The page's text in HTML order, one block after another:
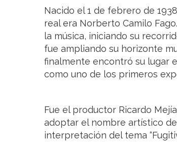
Nacido el 1 de febrero de
real era Norberto Camilo
la música, iniciando su
fue ampliando su horizonte
finalmente encontró su lugar
como uno de los primeros
Fue el productor Ricardo
adoptar el nombre artístico
interpretación del tema